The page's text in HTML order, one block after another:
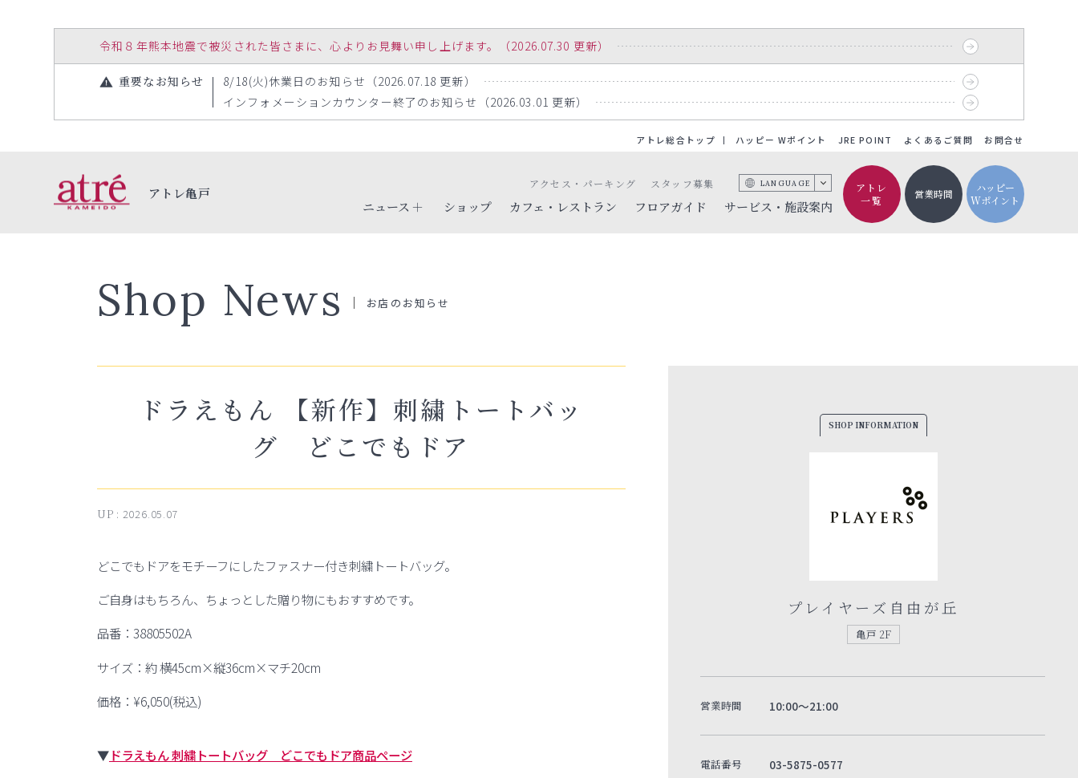
令和８年熊本地震で被災された皆さまに、心よりお見舞い申し上げます。（2026.07.30 更新）
重要なお知らせ
8/18(火)休業日のお知らせ（2026.07.18 更新）
インフォメーションカウンター終了のお知らせ（2026.03.01 更新）
アトレ総合トップ ハッピー Wポイント JRE POINT よくあるご質問 お問合せ
アトレ亀戸
ニュース
ショップ カフェ・レストラン フロアガイド サービス・施設案内
アクセス・パーキング スタッフ募集 LANGUAGE
アトレ
一覧
営業時間
ハッピー
Wポイント
Shop News お店のお知らせ
ドラえもん 【新作】刺繍トートバッ
グ どこでもドア
UP : 2026.05.07
どこでもドアをモチーフにしたファスナー付き刺繍トートバッグ。
ご自身はもちろん、ちょっとした贈り物にもおすすめです。
品番：38805502A
サイズ：約 横45cm×縦36cm×マチ20cm
価格：¥6,050(税込)
▼ドラえもん 刺繍トートバッグ どこでもドア商品ページ
SHOP INFORMATION
プレイヤーズ自由が丘
亀戸 2F
営業時間 10:00～21:00
電話番号 03-5875-0577